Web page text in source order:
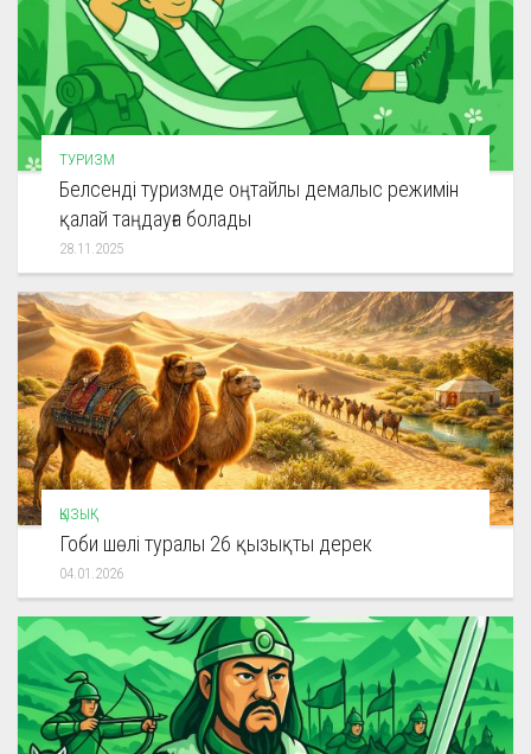
ТУРИЗМ
Белсенді туризмде оңтайлы демалыс режимін
қалай таңдауға болады
28.11.2025
ҚЫЗЫҚ
Гоби шөлі туралы 26 қызықты дерек
04.01.2026